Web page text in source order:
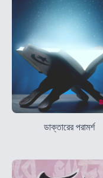
ডাক্তারের পরামর্শ